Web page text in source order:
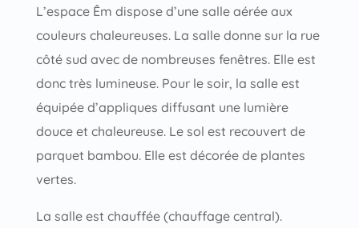
L’espace Êm dispose d’une salle aérée aux
couleurs chaleureuses. La salle donne sur la rue
côté sud avec de nombreuses fenêtres. Elle est
donc très lumineuse. Pour le soir, la salle est
équipée d’appliques diffusant une lumière
douce et chaleureuse. Le sol est recouvert de
parquet bambou. Elle est décorée de plantes
vertes.
La salle est chauffée (chauffage central).